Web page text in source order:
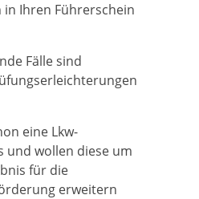
Ihren Führerschein
Fälle sind
erungen
eine Lkw-
und wollen diese um
für die
erweitern